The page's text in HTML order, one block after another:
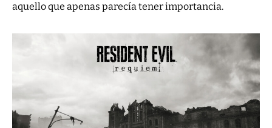
aquello que apenas parecía tener importancia.